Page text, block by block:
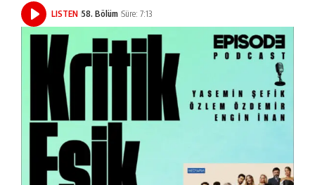
LISTEN 58. Bölüm Süre: 7:13